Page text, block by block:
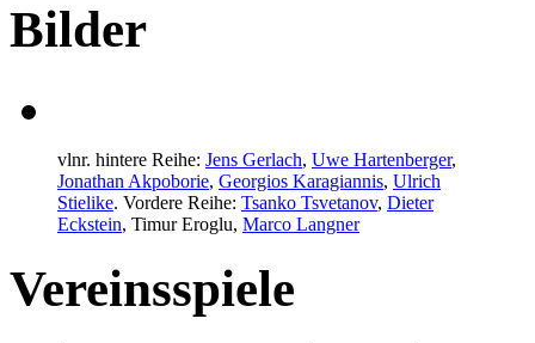
Bilder
vlnr. hintere Reihe: Jens Gerlach, Uwe Hartenberger,
Jonathan Akpoborie, Georgios Karagiannis, Ulrich
Stielike. Vordere Reihe: Tsanko Tsvetanov, Dieter
Eckstein, Timur Eroglu, Marco Langner
Vereinsspiele